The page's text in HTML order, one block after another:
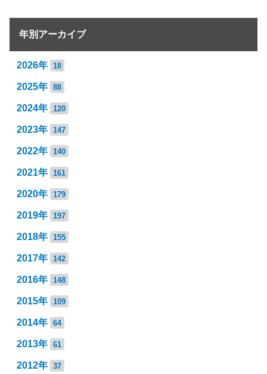
年別アーカイブ
2026年 18
2025年 88
2024年 120
2023年 147
2022年 140
2021年 161
2020年 179
2019年 197
2018年 155
2017年 142
2016年 148
2015年 109
2014年 64
2013年 61
2012年 37